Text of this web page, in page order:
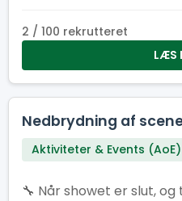
2 / 100 rekrutteret
LÆS
Nedbrydning af
Aktiviteter & Events (AoE)
🔧 Når showet er slut,